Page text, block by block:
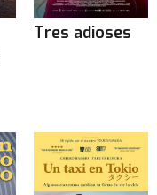
Tres adioses